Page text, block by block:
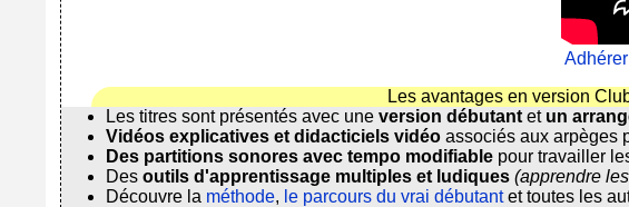
Les avantages en version
Les titres sont présentés avec une version débutantet un
Vidéos explicatives et didacticiels vidéoassociés aux arpèges
Des partitions sonores avec tempo modifiablepour travailler
Des outils d'apprentissage multiples et ludiques (apprendre
Découvre la méthode, le parcours du vrai débutantet toutes les